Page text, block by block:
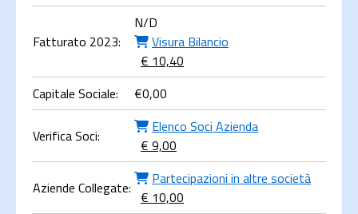
Fatturato 2023:
N/D
Visura Bilancio
€ 10,40
Capitale Sociale:
€0,00
Verifica Soci:
Elenco Soci Azienda
€ 9,00
Aziende Collegate:
Partecipazioni in altre società
€ 10,00